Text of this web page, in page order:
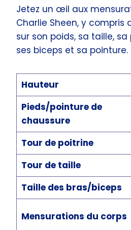
Jetez un œil aux
Charlie Sheen, y compris
sur son poids, sa taille,
ses biceps et sa pointure.
Hauteur
Pieds/pointure de
chaussure
Tour de poitrine
Tour de taille
Taille des bras/biceps
Mensurations du corps